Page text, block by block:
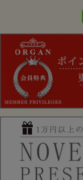
ライニング：コットン
ニットパーツ：ウール
ネックフック：ソリッ
スナップボタン：MIL規
ラベル：BUZZ
モデル：
試着した感想：